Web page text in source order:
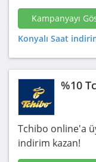
Kampanyayı
Konyalı Saat
%10
Tchibo online'a
indirim kazan!